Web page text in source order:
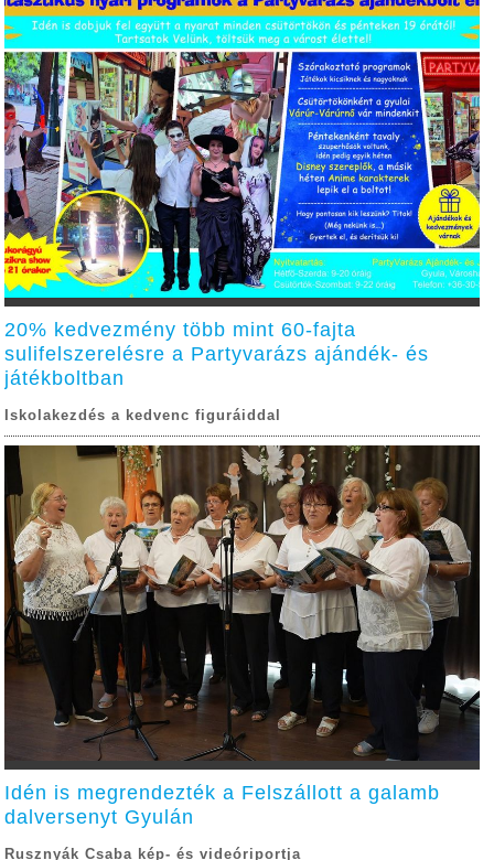
20% kedvezmény több mint 60-fajta
sulifelszerelésre a Partyvarázs ajándék- és
játékboltban
Iskolakezdés a kedvenc figuráiddal
Idén is megrendezték a Felszállott a galamb
dalversenyt Gyulán
Rusznyák Csaba kép- és videóriportja